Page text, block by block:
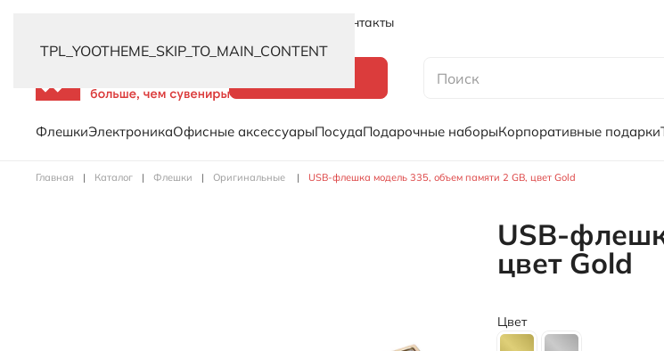
TPL_YOOTHEME_SKIP_TO_MAIN_CONTENT
Контакты
ФлешкиЭлектроникаОфисные аксессуарыПосудаПодарочные наборыКорпоративные подарки
Главная Каталог Флешки Оригинальные USB-флешка модель 335, объем памяти 2 GB, цвет Gold
USB-
цвет Gold
Цвет